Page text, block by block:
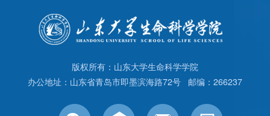
版权所有：山东大学生命科学学院
办公地址：山东省青岛市即墨滨海路72号 邮编：266237